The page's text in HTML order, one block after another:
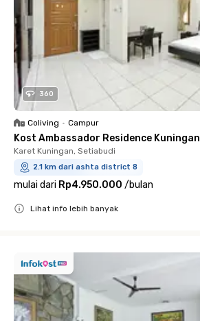
360
Coliving • Campur
Kost Ambassador Residence Kuningan
Karet Kuningan, Setiabudi
2.1 km dari ashta district 8
mulai dari Rp4.950.000 /bulan
Lihat info lebih banyak